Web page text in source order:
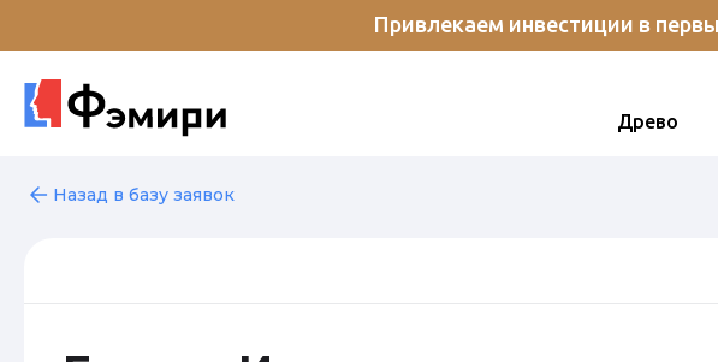
Привлекаем инвестиции в
Древо
Назад в базу заявок